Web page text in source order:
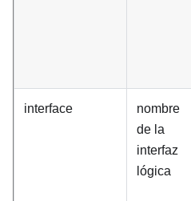
interface
nombre
de la
interfaz
lógica